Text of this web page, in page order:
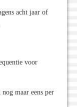
acht jaar of
voor
maar eens per